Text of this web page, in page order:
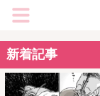
新着記事